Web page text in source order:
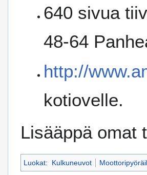
640 sivua
48-64
http://
kotiovelle.
Lisääppä omat
Luokat: Kulkuneuvot